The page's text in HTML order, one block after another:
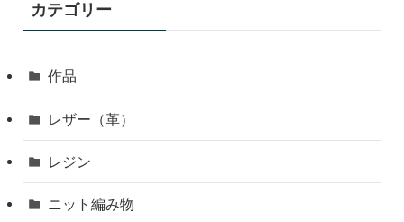
カテゴリー
作品
レザー（革）
レジン
ニット編み物